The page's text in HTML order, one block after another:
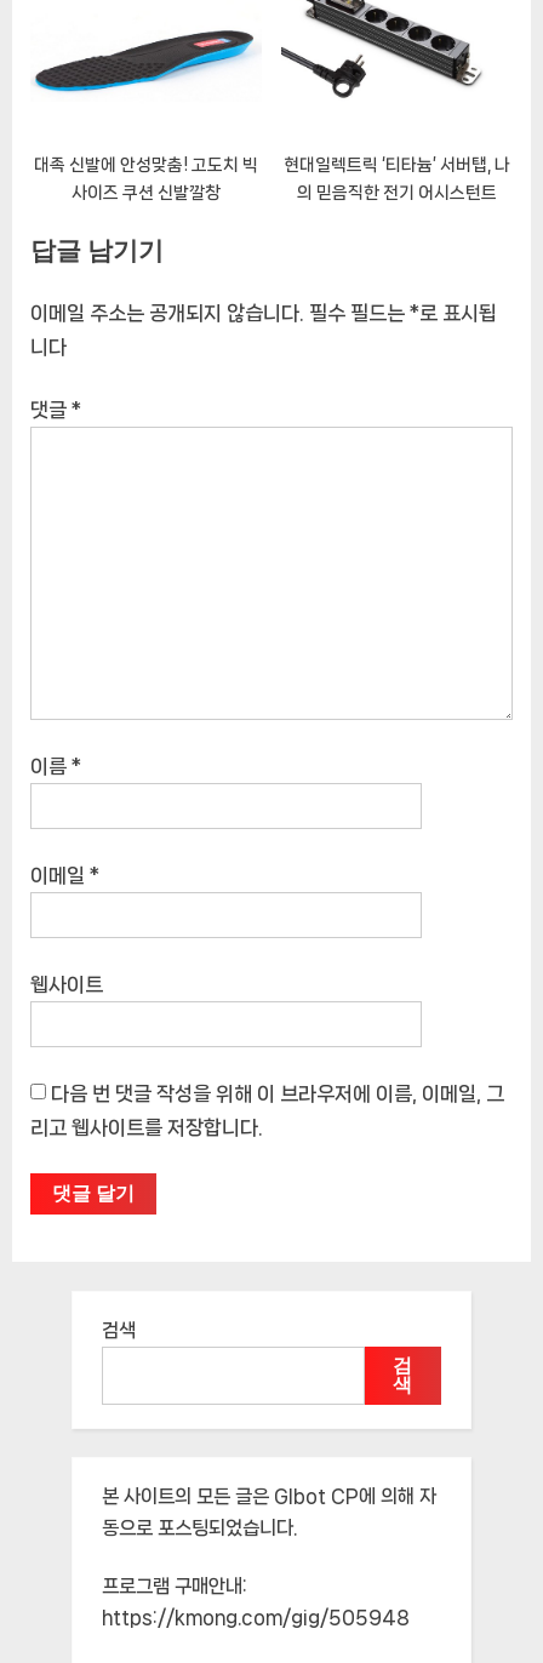
대족 신발에 안성맞춤! 고도치 빅
사이즈 쿠션 신발깔창
현대일렉트릭 ‘티타늄’ 서버탭, 나
의 믿음직한 전기 어시스턴트
답글 남기기
이메일 주소는 공개되지 않습니다. 필수 필드는 *로 표시됩
니다
댓글 *
이름 *
이메일 *
웹사이트
다음 번 댓글 작성을 위해 이 브라우저에 이름, 이메일, 그
리고 웹사이트를 저장합니다.
검색
검
색
본 사이트의 모든 글은 Glbot CP에 의해 자
동으로 포스팅되었습니다.
프로그램 구매안내:
https://kmong.com/gig/505948